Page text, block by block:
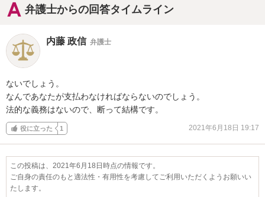
弁護士からの回答タイムライン
内藤 政信 弁護士
ないでしょう。
なんであなたが支払わなければならないのでしょう。
法的な義務はないので、断って結構です。
役に立った 1 2021年6月18日 19:17
この投稿は、2021年6月18日時点の情報です。
ご自身の責任のもと適法性・有用性を考慮してご利用いただくようお願いい
たします。